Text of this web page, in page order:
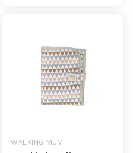
WALKING MUM